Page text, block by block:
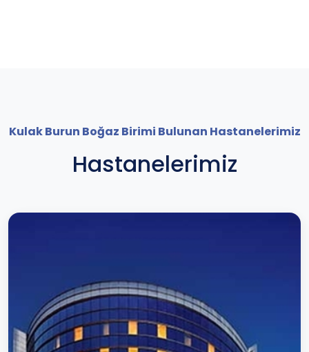
Kulak Burun Boğaz Birimi Bulunan Hastanelerimiz
Hastanelerimiz